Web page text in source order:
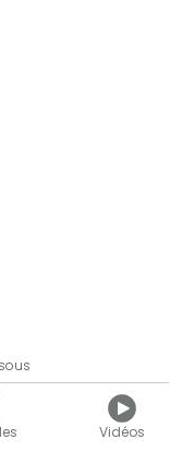
Vidéos